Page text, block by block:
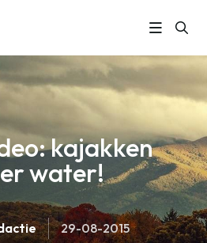
Coole video: kajakken onder water!
kajakken
water!
29-08-2015